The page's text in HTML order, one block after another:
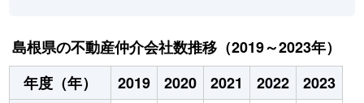
島根県の不動産仲介会社数推移（2019～2023年）
年度（年）
2019 2020 2021 2022
2023